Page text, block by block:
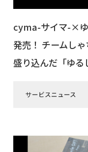
cyma-サイマ-×
発売！ チームし
盛り込んだ「ゆる
サービスニュース